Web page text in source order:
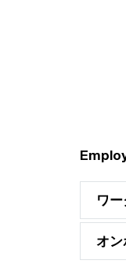
ワ
オ